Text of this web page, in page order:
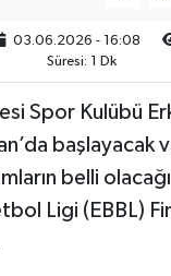
03.06.2026 - 16:08
Süresi: 1 Dk
Spor Kulübü
başlayacak
belli
Ligi (EBBL)